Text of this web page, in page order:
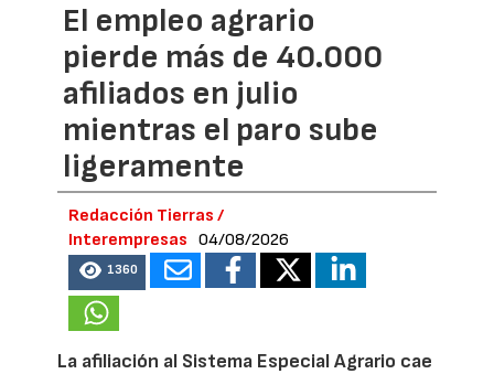
El empleo agrario
pierde más de 40.000
afiliados en julio
mientras el paro sube
ligeramente
Redacción Tierras /
Interempresas
04/08/2026
1360
La afiliación al Sistema Especial Agrario cae